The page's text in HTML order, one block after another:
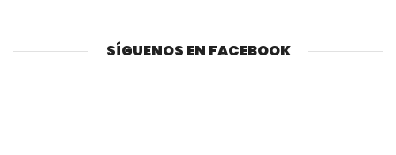
SÍGUENOS EN FACEBOOK